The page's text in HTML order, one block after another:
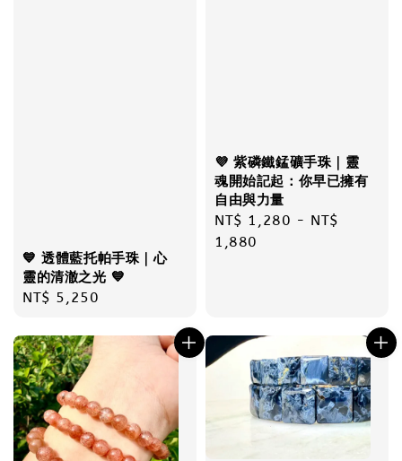
💙 透體藍托帕手珠｜心
靈的清澈之光 💙
Regular
NT$ 5,250
💜 紫磷鐵錳礦手珠｜靈
魂開始記起：你早已擁有
自由與力量
Regular
price
NT$ 1,280 - NT$
1,880